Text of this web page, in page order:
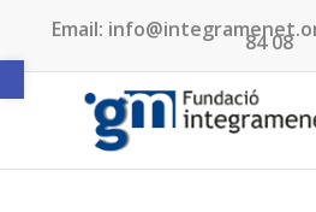
Obre la barra d'eines
Email: 84 08